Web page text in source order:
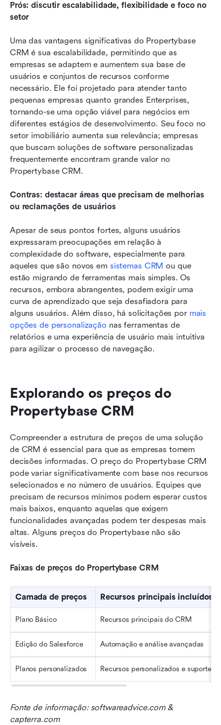
Prós: discutir escalabilidade, flexibilidade e foco no
setor
Uma das vantagens significativas do Propertybase
CRM é sua escalabilidade, permitindo que as
empresas se adaptem e aumentem sua base de
usuários e conjuntos de recursos conforme
necessário. Ele foi projetado para atender tanto
pequenas empresas quanto grandes Enterprises,
tornando-se uma opção viável para negócios em
diferentes estágios de desenvolvimento. Seu foco no
setor imobiliário aumenta sua relevância; empresas
que buscam soluções de software personalizadas
frequentemente encontram grande valor no
Propertybase CRM.
Contras: destacar áreas que precisam de melhorias
ou reclamações de usuários
Apesar de seus pontos fortes, alguns usuários
expressaram preocupações em relação à
complexidade do software, especialmente para
aqueles que são novos em sistemas CRM ou que
estão migrando de ferramentas mais simples. Os
recursos, embora abrangentes, podem exigir uma
curva de aprendizado que seja desafiadora para
alguns usuários. Além disso, há solicitações por mais
opções de personalização nas ferramentas de
relatórios e uma experiência de usuário mais intuitiva
para agilizar o processo de navegação.
Explorando os preços do
Propertybase CRM
Compreender a estrutura de preços de uma solução
de CRM é essencial para que as empresas tomem
decisões informadas. O preço do Propertybase CRM
pode variar significativamente com base nos recursos
selecionados e no número de usuários. Equipes que
precisam de recursos mínimos podem esperar custos
mais baixos, enquanto aquelas que exigem
funcionalidades avançadas podem ter despesas mais
altas. Alguns preços do Propertybase não são
visíveis.
Faixas de preços do Propertybase CRM
Camada de preços Recursos principais incluídos
Plano Básico Recursos principais do CRM
Edição do Salesforce Automação e análise avançadas
Planos personalizados Recursos personalizados e suporte
Fonte de informação: softwareadvice.com &
capterra.com